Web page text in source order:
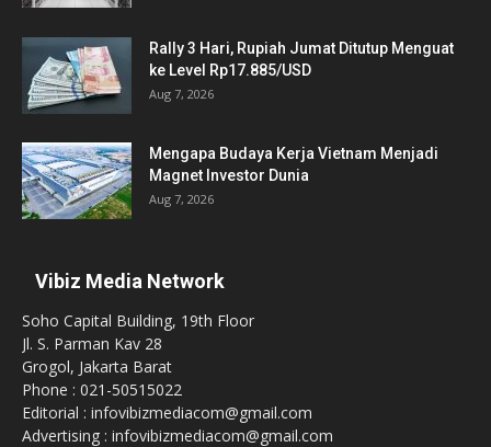
Rally 3 Hari, Rupiah Jumat Ditutup Menguat
ke Level Rp17.885/USD
Aug 7, 2026
Mengapa Budaya Kerja Vietnam Menjadi
Magnet Investor Dunia
Aug 7, 2026
Vibiz Media Network
Soho Capital Building, 19th Floor
Jl. S. Parman Kav 28
Grogol, Jakarta Barat
Phone : 021-50515022
Editorial : infovibizmediacom@gmail.com
Advertising : infovibizmediacom@gmail.com